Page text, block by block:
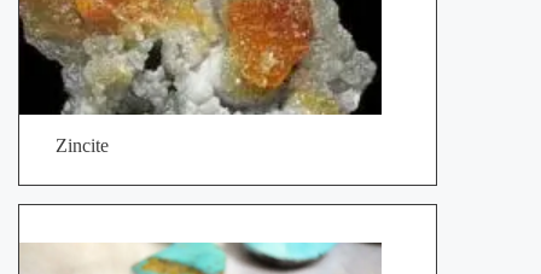
Zincite